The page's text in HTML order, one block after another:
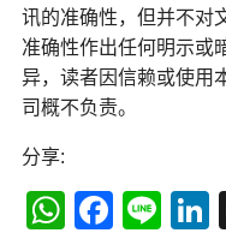
讯的准确性，但并不对
准确性作出任何明示或
异，读者因信赖或使用
司概不负责。
分享: